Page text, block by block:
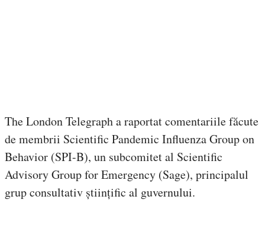
The London Telegraph a raportat comentariile făcute
de membrii Scientific Pandemic Influenza Group on
Behavior (SPI-B), un subcomitet al Scientific
Advisory Group for Emergency (Sage), principalul
grup consultativ științific al guvernului.